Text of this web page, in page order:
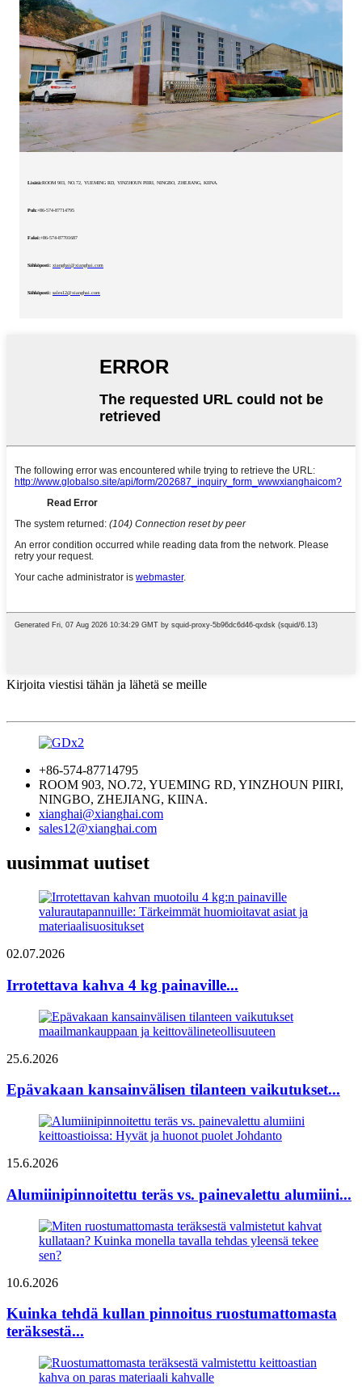
Lisätä:ROOM 903, NO.72, YUEMING RD, YINZHOUN PIIRI, NINGBO, ZHEJIANG, KIINA.
Puh:+86-574-87714795
Faksi:+86-574-87701687
Sähköposti: xianghai@xianghai.com
Sähköposti: sales12@xianghai.com
Kirjoita viestisi tähän ja lähetä se meille
+86-574-87714795
ROOM 903, NO.72, YUEMING RD, YINZHOUN PIIRI,
NINGBO, ZHEJIANG, KIINA.
xianghai@xianghai.com
sales12@xianghai.com
uusimmat uutiset
02.07.2026
Irrotettava kahva 4 kg painaville...
25.6.2026
Epävakaan kansainvälisen tilanteen vaikutukset...
15.6.2026
Alumiinipinnoitettu teräs vs. painevalettu alumiini...
10.6.2026
Kuinka tehdä kullan pinnoitus ruostumattomasta
teräksestä...